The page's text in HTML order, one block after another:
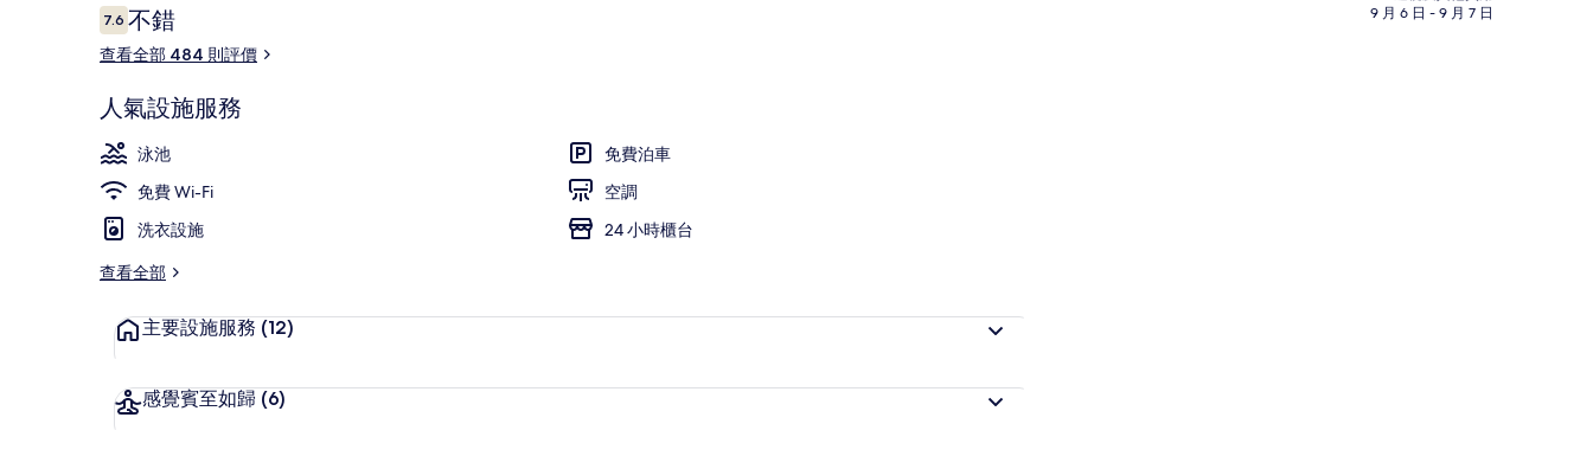
客房, 1 張特大雙人床, 非吸煙房 | 書桌、手提電腦工作空間、熨斗/熨衫板、摺床/加床 (收費)
包歐陸早餐
評
價
7.67.6 分，滿分 10 分，
不錯
查看全部 484 則評價
人氣設施服務
泳池
免費泊車
免費 Wi-Fi
空調
洗衣設施
24 小時櫃台
查看全部
主要設施服務 (12)
感覺賓至如歸 (6)
9 月 6 日 - 9 月 7 日